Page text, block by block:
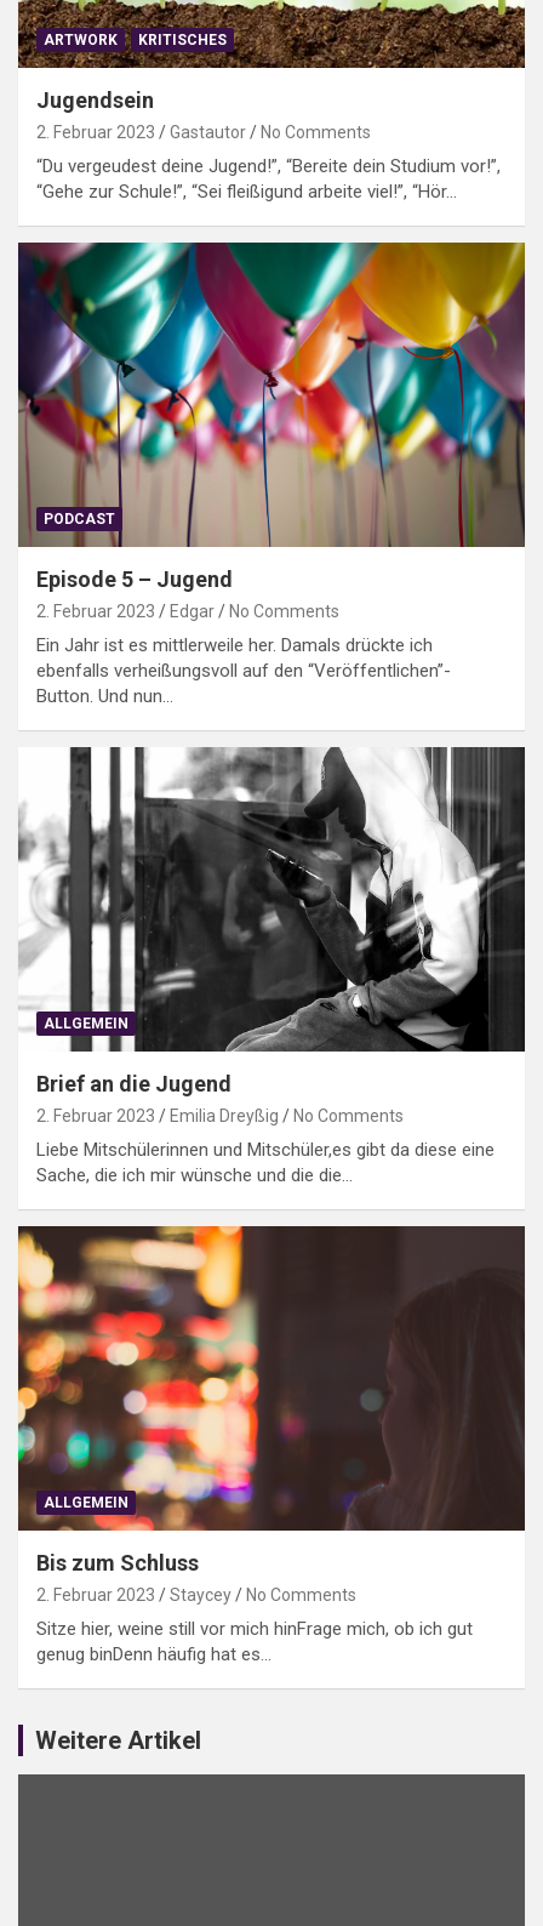
ARTWORK KRITISCHES
Jugendsein
2. Februar 2023 Gastautor No Comments
“Du vergeudest deine Jugend!”, “Bereite dein Studium vor!”,
“Gehe zur Schule!”, “Sei fleißigund arbeite viel!”, “Hör…
PODCAST
Episode 5 – Jugend
2. Februar 2023 Edgar No Comments
Ein Jahr ist es mittlerweile her. Damals drückte ich
ebenfalls verheißungsvoll auf den “Veröffentlichen”-
Button. Und nun…
ALLGEMEIN
Brief an die Jugend
2. Februar 2023 Emilia Dreyßig No Comments
Liebe Mitschülerinnen und Mitschüler,es gibt da diese eine
Sache, die ich mir wünsche und die die…
ALLGEMEIN
Bis zum Schluss
2. Februar 2023 Staycey No Comments
Sitze hier, weine still vor mich hinFrage mich, ob ich gut
genug binDenn häufig hat es…
Weitere Artikel